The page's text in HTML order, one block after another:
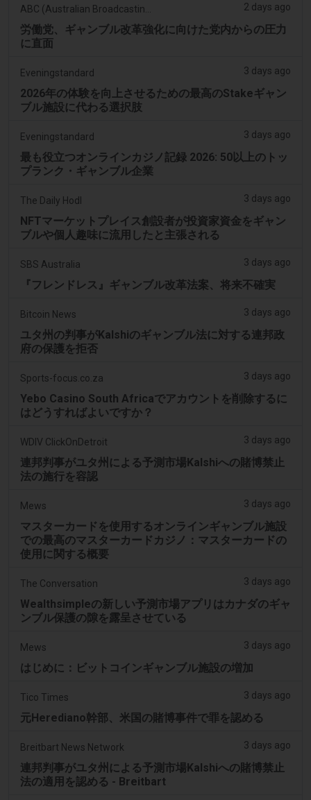
2 days ago
労働党、ギャンブル改革強化に向けた党内からの圧力
に直面
Eveningstandard 3 days ago
2026年の体験を向上させるための最高のStakeギャン
ブル施設に代わる選択肢
Eveningstandard 3 days ago
最も役立つオンラインカジノ記録 2026: 50以上のトッ
プランク・ギャンブル企業
The Daily Hodl 3 days ago
NFTマーケットプレイス創設者が投資家資金をギャン
ブルや個人趣味に流用したと主張される
SBS Australia 3 days ago
『フレンドレス』ギャンブル改革法案、将来不確実
Bitcoin News 3 days ago
ユタ州の判事がKalshiのギャンブル法に対する連邦政
府の保護を拒否
Sports-focus.co.za 3 days ago
Yebo Casino South Africaでアカウントを削除するに
はどうすればよいですか？
WDIV ClickOnDetroit 3 days ago
連邦判事がユタ州による予測市場Kalshiへの賭博禁止
法の施行を容認
Mews 3 days ago
マスターカードを使用するオンラインギャンブル施設
での最高のマスターカードカジノ：マスターカードの
使用に関する概要
The Conversation 3 days ago
Wealthsimpleの新しい予測市場アプリはカナダのギャ
ンブル保護の隙を露呈させている
Mews 3 days ago
はじめに：ビットコインギャンブル施設の増加
Tico Times 3 days ago
元Herediano幹部、米国の賭博事件で罪を認める
Breitbart News Network 3 days ago
連邦判事がユタ州による予測市場Kalshiへの賭博禁止
法の適用を認める - Breitbart